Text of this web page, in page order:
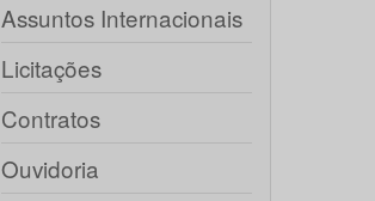
Assuntos Internacionais
Licitações
Contratos
Ouvidoria